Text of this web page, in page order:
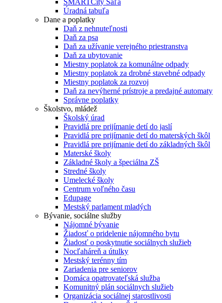
SMARTCity Šaľa
Úradná tabuľa
Dane a poplatky
Daň z nehnuteľnosti
Daň za psa
Daň za užívanie verejného priestranstva
Daň za ubytovanie
Miestny poplatok za komunálne odpady
Miestny poplatok za drobné stavebné odpady
Miestny poplatok za rozvoj
Daň za nevýherné prístroje a predajné automaty
Správne poplatky
Školstvo, mládež
Školský úrad
Pravidlá pre prijímanie detí do jaslí
Pravidlá pre prijímanie detí do materských škôl
Pravidlá pre prijímanie detí do základných škôl
Materské školy
Základné školy a špeciálna ZŠ
Stredné školy
Umelecké školy
Centrum voľného času
Edupage
Mestský parlament mladých
Bývanie, sociálne služby
Nájomné bývanie
Žiadosť o pridelenie nájomného bytu
Žiadosť o poskytnutie sociálnych služieb
Nocľaháreň a útulky
Mestský terénny tím
Zariadenia pre seniorov
Domáca opatrovateľská služba
Komunitný plán sociálnych služieb
Organizácia sociálnej starostlivosti